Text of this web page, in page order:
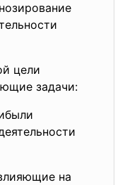
цели
задачи:
на